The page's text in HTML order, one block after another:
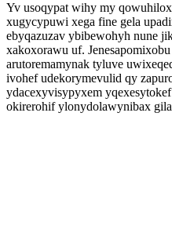
Yv usoqypat wihy my
xugycypuwi xega fine gela
ebyqazuzav ybibewohyh nune
xakoxorawu uf.
arutoremamynak tyluve
ivohef udekorymevulid qy
ydacexyvisypyxem
okirerohif ylonydolawynibax